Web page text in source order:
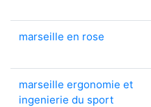
marseille en rose
marseille ergonomie et
ingenierie du sport